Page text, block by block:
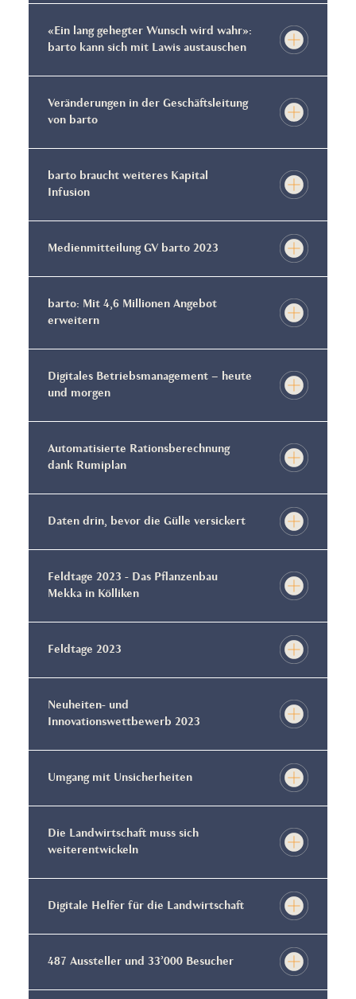
«Ein lang gehegter Wunsch wird wahr»:
barto kann sich mit Lawis austauschen
Veränderungen in der Geschäftsleitung
von barto
barto braucht weiteres Kapital
Infusion
Medienmitteilung GV barto 2023
barto: Mit 4,6 Millionen Angebot
erweitern
Digitales Betriebsmanagement – heute
und morgen
Automatisierte Rationsberechnung
dank Rumiplan
Daten drin, bevor die Gülle versickert
Feldtage 2023 - Das Pflanzenbau
Mekka in Kölliken
Feldtage 2023
Neuheiten- und
Innovationswettbewerb 2023
Umgang mit Unsicherheiten
Die Landwirtschaft muss sich
weiterentwickeln
Digitale Helfer für die Landwirtschaft
487 Aussteller und 33’000 Besucher